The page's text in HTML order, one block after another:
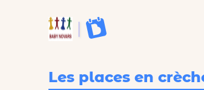
Les places en